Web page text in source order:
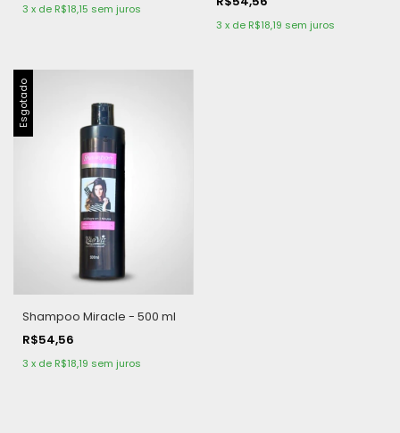
3 x de R$18,15 sem juros
3 x de R$18,19 sem juros
Esgotado
Shampoo Miracle - 500 ml
R$54,56
3 x de R$18,19 sem juros